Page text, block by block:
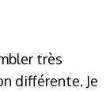
très
différente. Je